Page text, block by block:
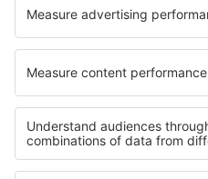
Cele mai bune locuri de cazare
Cazare in Friuli-Veneția Giulia
Cazare in Abruzzo Cazare